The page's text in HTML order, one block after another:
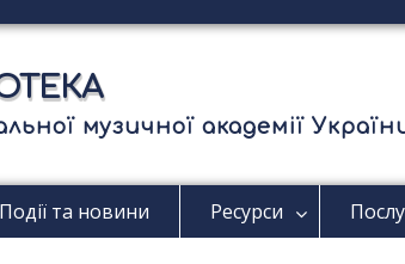
музичної академії
Події та новини Ресурси